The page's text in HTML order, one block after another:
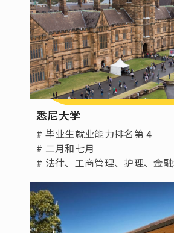
悉尼大学
# 毕业生就业能力排名第 4
# 二月和七月
# 法律、工商管理、护理、金